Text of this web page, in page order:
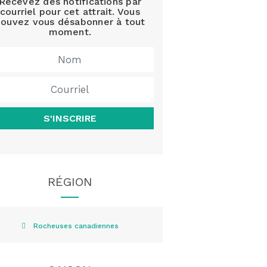
courriel pour cet attrait. Vous
vous désabonner à tout
moment.
S'INSCRIRE
RÉGION
Rocheuses canadiennes